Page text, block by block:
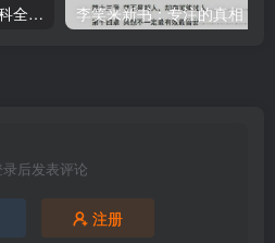
《斑马百科》25年最新30科全套高清视频 李笑来新书：专注的真相
后发表评论
注册